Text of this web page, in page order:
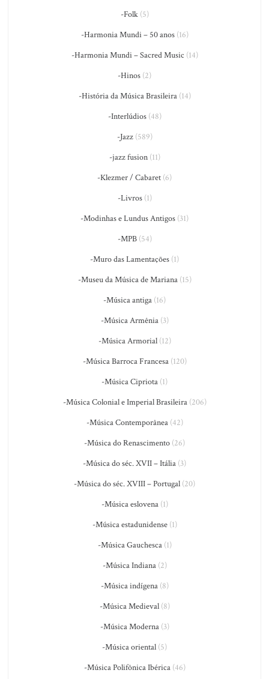
-Folk(5)
-Harmonia Mundi – 50 anos(16)
-Harmonia Mundi – Sacred Music (14)
-Hinos (2)
-História da Música Brasileira(14)
-Interlúdios(48)
-Jazz(589)
-jazz fusion(11)
-Klezmer / Cabaret (6)
-Livros(1)
-Modinhas e Lundus Antigos (31)
-MPB(54)
-Muro das Lamentações (1)
-Museu da Música de Mariana(15)
-Música antiga (16)
-Música Armênia(3)
-Música Armorial(12)
-Música Barroca Francesa(120)
-Música Cipriota (1)
-Música Colonial e Imperial Brasileira(206)
-Música Contemporânea(42)
-Música do Renascimento (26)
-Música do séc. XVII – Itália (3)
-Música do séc. XVIII – Portugal (20)
-Música eslovena(1)
-Música estadunidense(1)
-Música Gauchesca(1)
-Música Indiana(2)
-Música indígena(8)
-Música Medieval(8)
-Música Moderna(3)
-Música oriental (5)
-Música Polifônica Ibérica(46)